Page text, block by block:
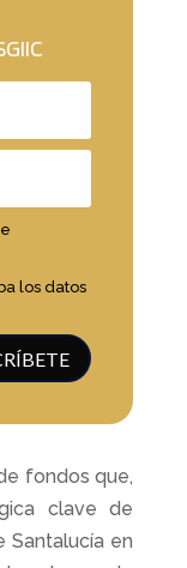
los datos
fondos que,
clave de
Santalucía en